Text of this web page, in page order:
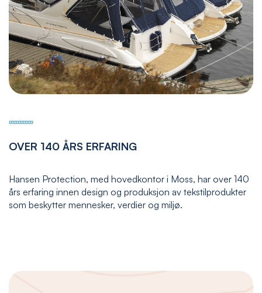
OVER 140 ÅRS ERFARING
Hansen Protection, med hovedkontor i Moss, har over 140
års erfaring innen design og produksjon av tekstilprodukter
som beskytter mennesker, verdier og miljø.